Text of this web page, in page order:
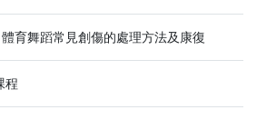
育舞蹈常見創傷的處理方法及康復
程